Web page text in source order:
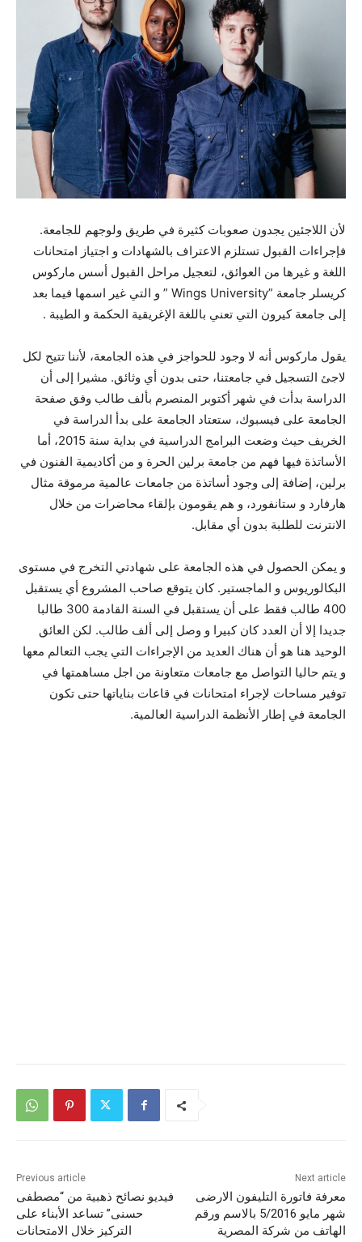
لأن اللاجئين يجدون صعوبات كثيرة في طريق ولوجهم للجامعة.
فإجراءات القبول تستلزم الاعتراف بالشهادات و اجتياز امتحانات
اللغة و غيرها من العوائق، لتعجيل مراحل القبول أسس ماركوس
كريسلر جامعة ”Wings University ” و التي غير اسمها فيما بعد
إلى جامعة كيرون التي تعني باللغة الإغريقية الحكمة و الطيبة .
يقول ماركوس أنه لا وجود للحواجز في هذه الجامعة، لأننا تتيح لكل
لاجئ التسجيل في جامعتنا، حتى بدون أي وثائق. مشيرا إلى أن
الدراسة بدأت في شهر أكتوبر المنصرم بألف طالب وفق صفحة
الجامعة على فيسبوك، ستعتاد الجامعة على بدأ الدراسة في
الخريف حيث وضعت البرامج الدراسية في بداية سنة 2015، أما
الأساتذة فيها فهم من جامعة برلين الحرة و من أكاديمية الفنون في
برلين، إضافة إلى وجود أساتذة من جامعات عالمية مرموقة مثال
هارفارد و ستانفورد، و هم يقومون بإلقاء محاضرات من خلال
الانترنت للطلبة بدون أي مقابل.
و يمكن الحصول في هذه الجامعة على شهادتي التخرج في مستوى
البكالوريوس و الماجستير. كان يتوقع صاحب المشروع أي يستقبل
400 طالب فقط على أن يستقبل في السنة القادمة 300 طالبا
جديدا إلا أن العدد كان كبيرا و وصل إلى ألف طالب. لكن العائق
الوحيد هنا هو أن هناك العديد من الإجراءات التي يجب التعالم معها
و يتم حاليا التواصل مع جامعات متعاونة من اجل مساهمتها في
توفير مساحات لإجراء امتحانات في قاعات بناياتها حتى تكون
الجامعة في إطار الأنظمة الدراسية العالمية.
Previous article
فيديو نصائح ذهبية من “مصطفى
حسنى” تساعد الأبناء على
التركيز خلال الامتحانات
Next article
معرفة فاتورة التليفون الارضى
شهر مايو 5/2016 بالاسم ورقم
الهاتف من شركة المصرية